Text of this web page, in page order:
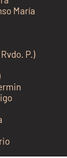
María
P.)